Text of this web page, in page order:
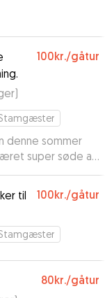
100kr./gåtur
)
denne sommer
super søde at
dagligt. Det er
til op over
til
100kr./gåtur
80kr./gåtur